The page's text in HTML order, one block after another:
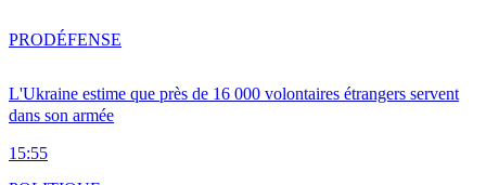
L'Ukraine estime que près de 16 000 volontaires étrangers servent
dans son armée
15:55
PRODÉFENSE